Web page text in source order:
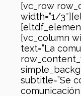
[vc_row
width=”1/
[vc_column
text=”La
subtitle=”Se